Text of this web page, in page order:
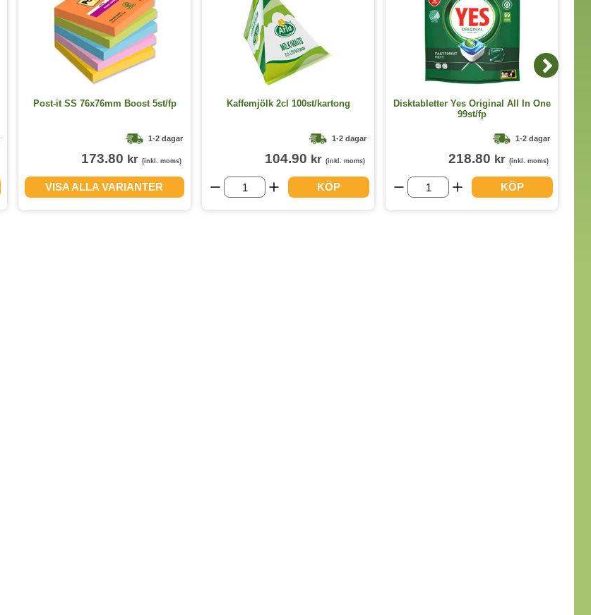
Post-it SS 76x76mm Boost 5st/fp
1-2 dagar
173.80 kr (inkl. moms)
VISA ALLA VARIANTER
Kaffemjölk 2cl 100st/kartong
1-2 dagar
104.90 kr (inkl. moms)
KÖP
Disktabletter Yes Original All In One
99st/fp
1-2 dagar
218.80 kr (inkl. moms)
KÖP